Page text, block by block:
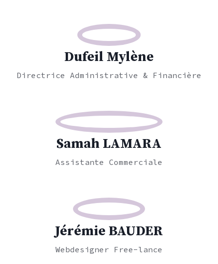
Dufeil Mylène
Directrice Administrative & Financière
Samah LAMARA
Assistante Commerciale
Jérémie BAUDER
Webdesigner Free-lance